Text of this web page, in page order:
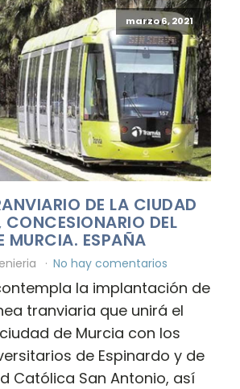
marzo 6, 2021
DE LA CIUDAD
CONCESIONARIO DEL
MURCIA. ESPAÑA
No hay comentarios
la implantación de
tranviaria que unirá el
de Murcia con los
de Espinardo y de
Católica San Antonio, así